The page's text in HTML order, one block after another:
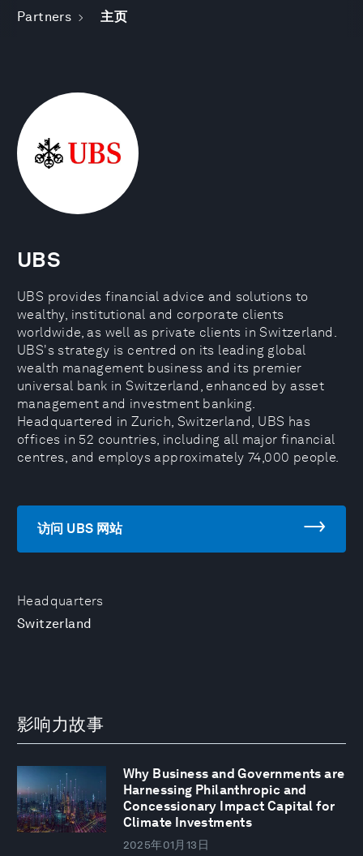
Partners 主页
Headquarters
Switzerland
UBS
UBS provides financial advice and solutions to
wealthy, institutional and corporate clients
worldwide, as well as private clients in Switzerland.
UBS's strategy is centred on its leading global
wealth management business and its premier
universal bank in Switzerland, enhanced by asset
management and investment banking.
Headquartered in Zurich, Switzerland, UBS has
offices in 52 countries, including all major financial
centres, and employs approximately 74,000 people.
访问 UBS 网站
影响力故事
Why Business and Governments are
Harnessing Philanthropic and
Concessionary Impact Capital for
Climate Investments
2025年01月13日